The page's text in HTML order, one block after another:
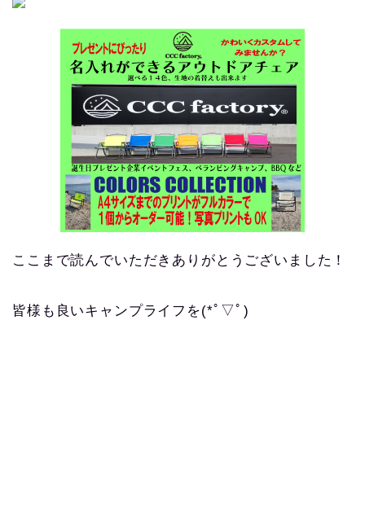
ここまで読んでいただきありがとうございました！
皆様も良いキャンプライフを(*ﾟ▽ﾟ)